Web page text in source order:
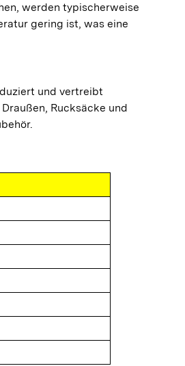
werden typischerweise
gering ist, was eine
und vertreibt
Rucksäcke und